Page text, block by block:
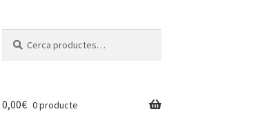
0,00€ 0 producte